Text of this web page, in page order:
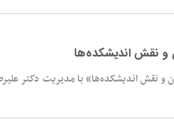
و نقش اندیشکده‌ها
نقش اندیشکده‌ها» با مدیریت دکتر